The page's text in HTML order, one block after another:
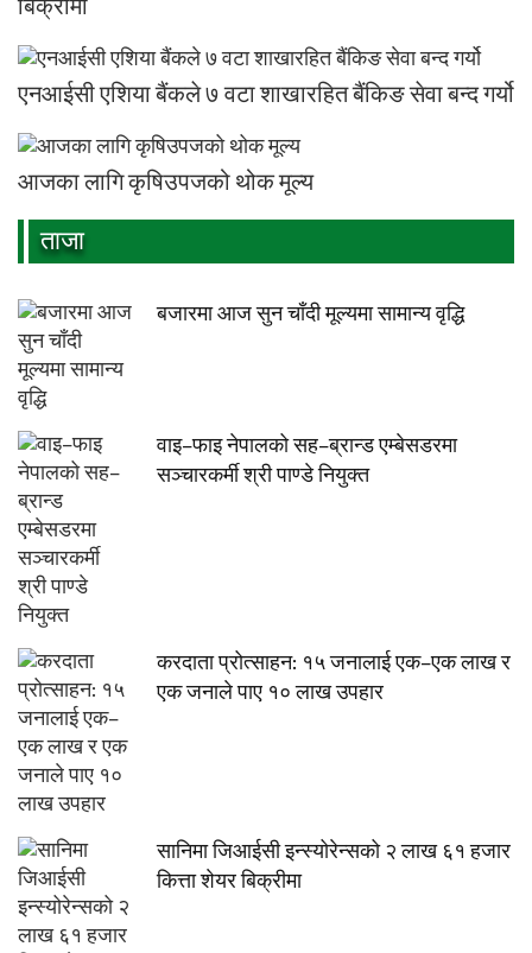
एनआईसी एशिया बैंकले ७ वटा शाखारहित बैंकिङ सेवा बन्द गर्यो
आजका लागि कृषिउपजको थोक मूल्य
ताजा
बजारमा आज सुन चाँदी मूल्यमा सामान्य वृद्धि
वाइ–फाइ नेपालको सह–ब्रान्ड एम्बेसडरमा
सञ्चारकर्मी श्री पाण्डे नियुक्त
करदाता प्रोत्साहन: १५ जनालाई एक–एक लाख र
एक जनाले पाए १० लाख उपहार
सानिमा जिआईसी इन्स्योरेन्सको २ लाख ६१ हजार
कित्ता शेयर बिक्रीमा